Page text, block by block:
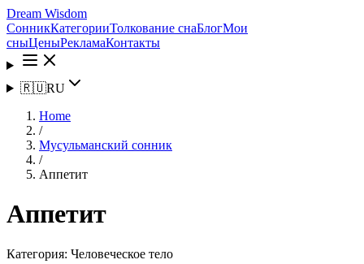
Dream Wisdom
СонникКатегорииТолкование снаБлогМои
сныЦеныРекламаКонтакты
🇷🇺RU
Home
/
Мусульманский сонник
/
Аппетит
Аппетит
Категория: Человеческое тело